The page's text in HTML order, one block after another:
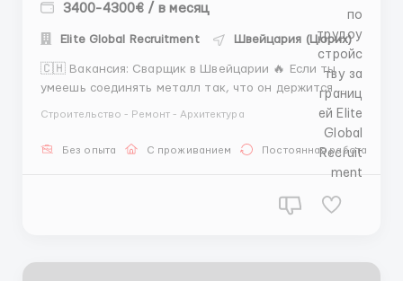
3400-4300€ / в месяц
Elite Global Recruitment Швейцария (Цюрих)
🇨🇭 Вакансия: Сварщик в Швейцарии 🔥 Если ты
умеешь соединять металл так, что он держится
крепче швейцарской банковской тайны — значит ты
нам нужен! Швейцария — страна качества, точности
и красивых гор, а хороший сварщик здесь ценится
Строительство - Ремонт - Архитектура
Без опыта С проживанием Постоянная работа